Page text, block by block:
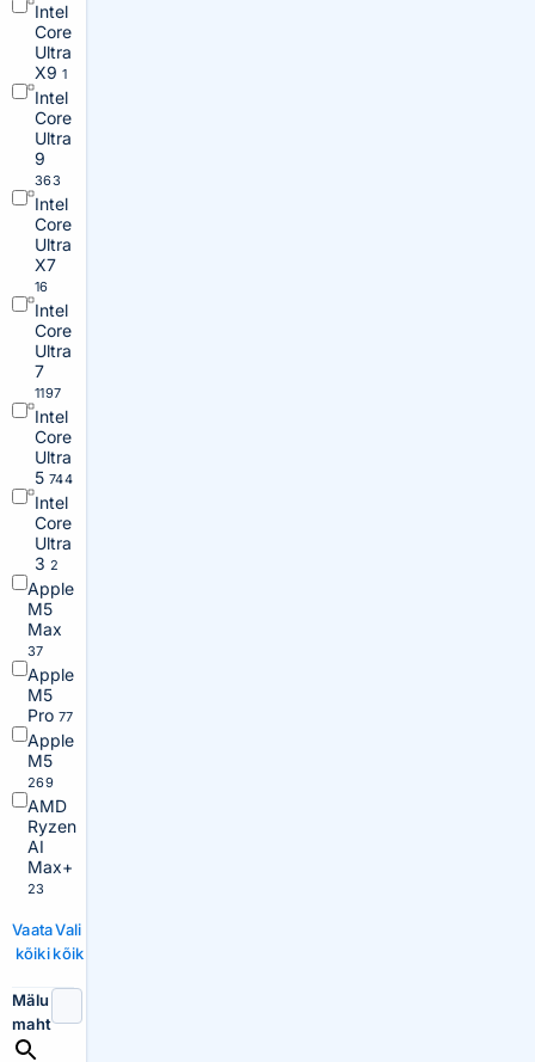
Intel
Core
Ultra
X91
Intel
Core
Ultra
9
363
Intel
Core
Ultra
X7
16
Intel
Core
Ultra
7
1197
Intel
Core
Ultra
5 744
Intel
Core
Ultra
3 2
Apple
M5
Max
37
Apple
M5
Pro 77
Apple
M5
269
AMD
Ryzen
AI
Max+
23
Vaata
kõiki
Vali
kõik
Mälu
maht